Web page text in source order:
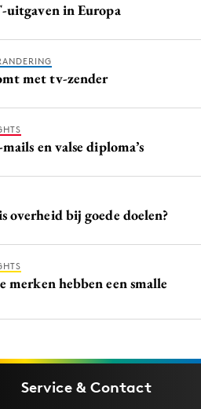
uitgaven in Europa
met tv-zender
en valse diploma’s
overheid bij goede doelen?
merken hebben een smalle
Service & Contact